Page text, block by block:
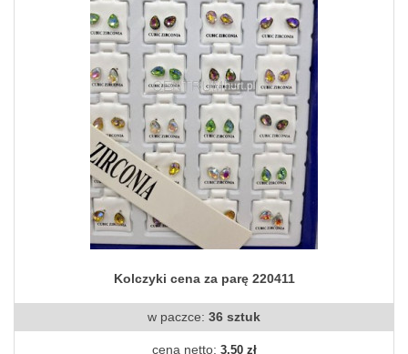
Kolczyki cena za parę 220411
w paczce: 36 sztuk
cena netto: 3,50 zł